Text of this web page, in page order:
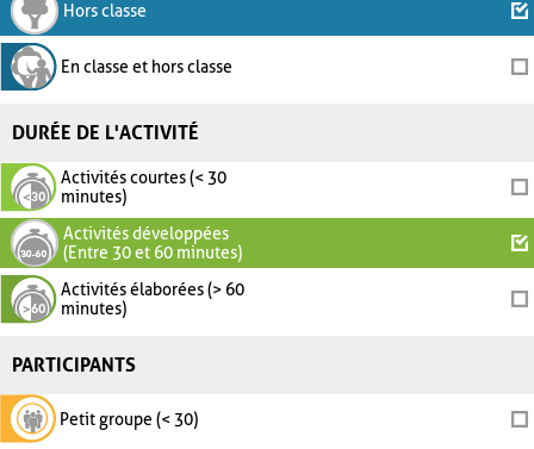
Hors classe
En classe et hors classe
DURÉE DE L'ACTIVITÉ
Activités courtes (< 30
minutes)
Activités développées
(Entre 30 et 60 minutes)
Activités élaborées (> 60
minutes)
PARTICIPANTS
Petit groupe (< 30)